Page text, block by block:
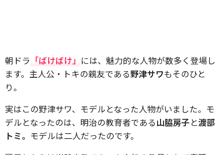
朝ドラ 「ばけばけ」 には、魅力的な人物が数多く登場し
ます。主人公・トキの親友である野津サワもそのひと
り。
実はこの野津サワ、モデルとなった人物がいました。モ
デルとなったのは、明治の教育者である山脇房子と渡部
トミ。 モデルは二人だったのです。